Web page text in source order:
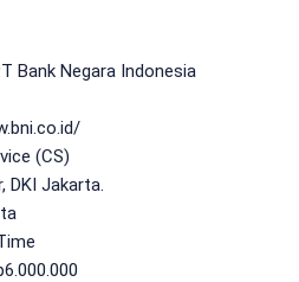
Bank Negara Indonesia
(CS)
DKI Jakarta.
6.000.000